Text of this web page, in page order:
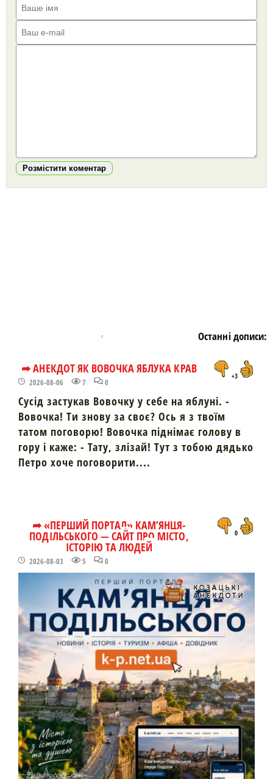
Розмістити коментар
Останні дописи:
➦ АНЕКДОТ ЯК ВОВОЧКА ЯБЛУКА КРАВ
2026-08-06 7 0
+3
Сусід застукав Вовочку у себе на яблуні. -
Вовочка! Ти знову за своє? Ось я з твоїм
татом поговорю! Вовочка піднімає голову в
гору і каже: - Тату, злізай! Тут з тобою дядько
Петро хоче поговорити....
➦ «ПЕРШИЙ ПОРТАЛ» КАМ’ЯНЦЯ-
ПОДІЛЬСЬКОГО — САЙТ ПРО МІСТО,
ІСТОРІЮ ТА ЛЮДЕЙ
2026-08-03 5 0
0